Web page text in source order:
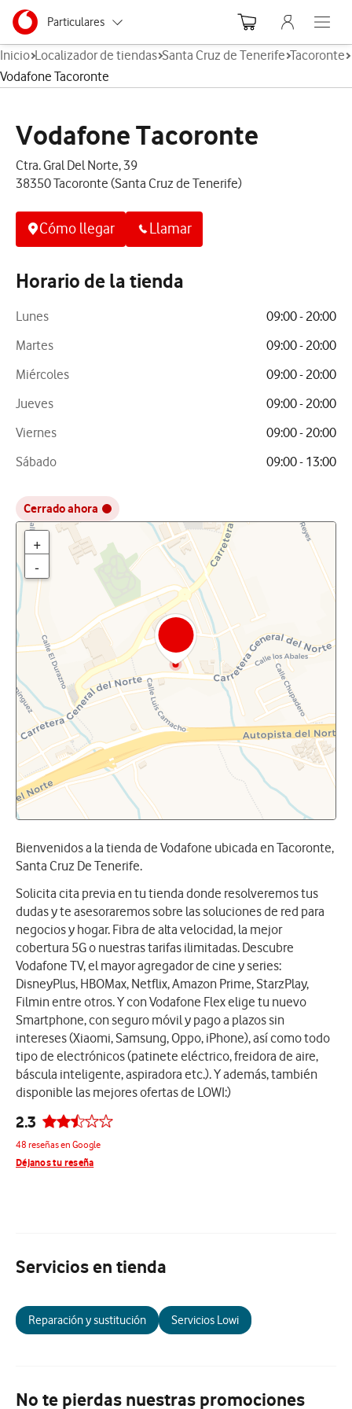
Ir a la pagina principal de vodafone.es
Menu navegación Segmento
Particulares
Autónomos
Grandes empresas
Menu
Abre el
Inicio Localizador de tiendas Santa Cruz de Tenerife Tacoronte
Vodafone Tacoronte
Vodafone Tacoronte
Ctra. Gral Del Norte, 39
38350 Tacoronte (Santa Cruz de Tenerife)
Cómo llegar Llamar
Horario de la tienda
Lunes
09:00 - 20:00
Martes
09:00 - 20:00
Miércoles
09:00 - 20:00
Jueves
09:00 - 20:00
Viernes
09:00 - 20:00
Sábado
09:00 - 13:00
Cerrado ahora
+
-
Bienvenidos a la tienda de Vodafone ubicada en Tacoronte,
Santa Cruz De Tenerife.
Solicita cita previa en tu tienda donde resolveremos tus
dudas y te asesoraremos sobre las soluciones de red para
negocios y hogar. Fibra de alta velocidad, la mejor
cobertura 5G o nuestras tarifas ilimitadas. Descubre
Vodafone TV, el mayor agregador de cine y series:
DisneyPlus, HBOMax, Netflix, Amazon Prime, StarzPlay,
Filmin entre otros. Y con Vodafone Flex elige tu nuevo
Smartphone, con seguro móvil y pago a plazos sin
intereses (Xiaomi, Samsung, Oppo, iPhone), así como todo
tipo de electrónicos (patinete eléctrico, freidora de aire,
báscula inteligente, aspiradora etc.). Y además, también
disponible las mejores ofertas de LOWI:)
2.3
48 reseñas en Google
Déjanos tu reseña
Servicios en tienda
Reparación y sustitución Servicios Lowi
No te pierdas nuestras promociones